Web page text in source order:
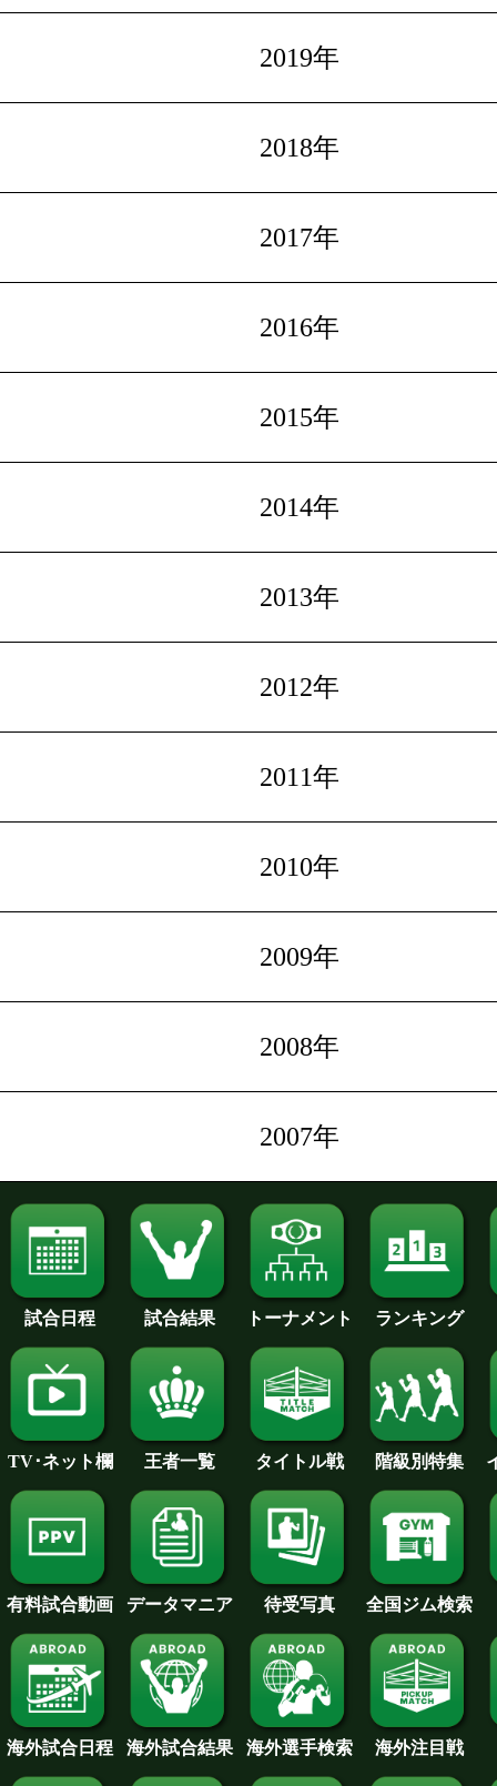
2019年
2018年
2017年
2016年
2015年
2014年
2013年
2012年
2011年
2010年
2009年
2008年
2007年
試合日程 試合結果 トーナメント ランキング
TV･ネット欄 王者一覧 タイトル戦 階級別特集
有料試合動画 データマニア 待受写真 全国ジム検索
海外試合日程 海外試合結果 海外選手検索 海外注目戦